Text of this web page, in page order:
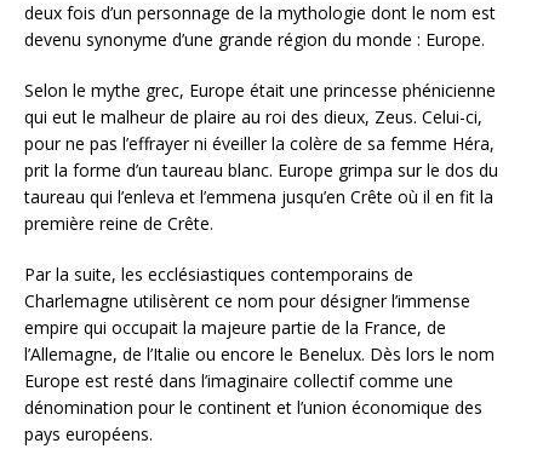
deux fois d’un personnage de la mythologie dont le nom est
devenu synonyme d’une grande région du monde : Europe.
Selon le mythe grec, Europe était une princesse phénicienne
qui eut le malheur de plaire au roi des dieux, Zeus. Celui-ci,
pour ne pas l’effrayer ni éveiller la colère de sa femme Héra,
prit la forme d’un taureau blanc. Europe grimpa sur le dos du
taureau qui l’enleva et l’emmena jusqu’en Crête où il en fit la
première reine de Crête.
Par la suite, les ecclésiastiques contemporains de
Charlemagne utilisèrent ce nom pour désigner l’immense
empire qui occupait la majeure partie de la France, de
l’Allemagne, de l’Italie ou encore le Benelux. Dès lors le nom
Europe est resté dans l’imaginaire collectif comme une
dénomination pour le continent et l’union économique des
pays européens.